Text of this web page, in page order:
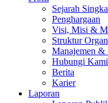
Sejarah
Penghargaan
Visi, Misi &
Struktur
Manajemen &
Hubungi Kami
Berita
Karier
Laporan